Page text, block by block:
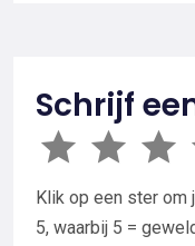
Schrijf
Klik op een ster om
5, waarbij 5 =